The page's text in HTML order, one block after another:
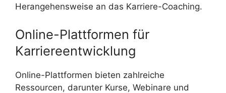
Herangehensweise an das Karriere-Coaching.
Online-Plattformen für
Karriereentwicklung
Online-Plattformen bieten zahlreiche
Ressourcen, darunter Kurse, Webinare und